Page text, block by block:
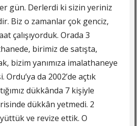
gün. Derlerdi ki sizin yeriniz
Biz o zamanlar çok genciz,
çalışıyorduk. Orada 3
birimiz de satışta,
bizim yanımıza imalathaneye
Ordu’ya da 2002’de açtık
dükkânda 7 kişiyle
dükkân yetmedi. 2
ve revize ettik. O